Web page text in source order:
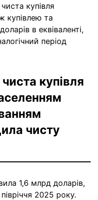
купівля
купівлею та
в еквіваленті,
період
купівля
чисту
1,6 млрд доларів,
2025 року.